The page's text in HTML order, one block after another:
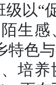
级以“
生
色
培